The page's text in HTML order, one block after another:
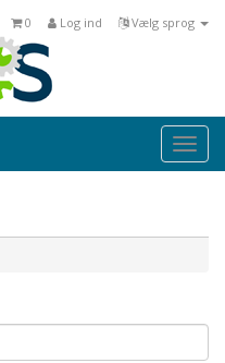
Vælg sprog
Log ind
0